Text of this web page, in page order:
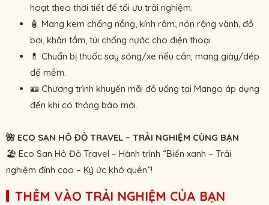
hoạt theo thời tiết để tối ưu trải nghiệm.
🧴 Mang kem chống nắng, kính râm, nón rộng vành, đồ
bơi, khăn tắm, túi chống nước cho điện thoại.
💊 Chuẩn bị thuốc say sóng/xe nếu cần; mang giày/dép
đế mềm.
🪪 Chương trình khuyến mãi đồ uống tại Mango áp dụng
đến khi có thông báo mới.
🌺 ECO SAN HÔ ĐỎ TRAVEL – TRẢI NGHIỆM CÙNG BẠN
🏖 Eco San Hô Đỏ Travel – Hành trình “Biển xanh – Trải
nghiệm đỉnh cao – Ký ức khó quên”!
THÊM VÀO TRẢI NGHIỆM CỦA BẠN